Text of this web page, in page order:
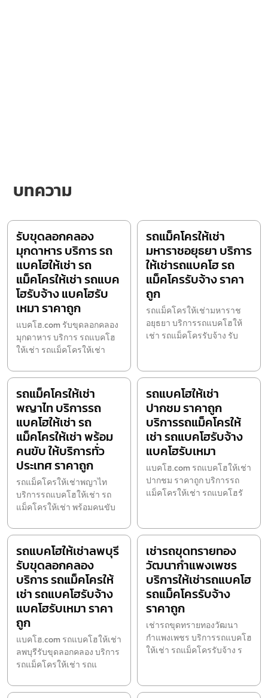
บทความ
รับขุดลอกคลอง
มุกดาหาร บริการ รถ
แบคโฮให้เช่า รถ
แม็คโครให้เช่า รถแบค
โฮรับจ้าง แบคโฮรับ
เหมา ราคาถูก
แบคโฮ.com รับขุดลอกคลอง
มุกดาหาร บริการ รถแบคโฮ
ให้เช่า รถแม็คโครให้เช่า
รถแม็คโครให้เช่า
มหาราชอยุธยา บริการ
ให้เช่ารถแบคโฮ รถ
แม็คโครรับจ้าง ราคา
ถูก
รถแม็คโครให้เช่ามหาราช
อยุธยา บริการรถแบคโฮให้
เช่า รถแม็คโครรับจ้าง รับ
รถแม็คโครให้เช่า
พญาไท บริการรถ
แบคโฮให้เช่า รถ
แม็คโครให้เช่า พร้อม
คนขับ ให้บริการทั่ว
ประเทศ ราคาถูก
รถแม็คโครให้เช่าพญาไท
บริการรถแบคโฮให้เช่า รถ
แม็คโครให้เช่า พร้อมคนขับ
รถแบคโฮให้เช่า
ปากชม ราคาถูก
บริการรถแม็คโครให้
เช่า รถแบคโฮรับจ้าง
แบคโฮรับเหมา
แบคโฮ.com รถแบคโฮให้เช่า
ปากชม ราคาถูก บริการรถ
แม็คโครให้เช่า รถแบคโฮรั
รถแบคโฮให้เช่าลพบุรี
รับขุดลอกคลอง
บริการ รถแม็คโครให้
เช่า รถแบคโฮรับจ้าง
แบคโฮรับเหมา ราคา
ถูก
แบคโฮ.com รถแบคโฮให้เช่า
ลพบุรีรับขุดลอกคลอง บริการ
รถแม็คโครให้เช่า รถแ
เช่ารถขุดทรายทอง
วัฒนากำแพงเพชร
บริการให้เช่ารถแบคโฮ
รถแม็คโครรับจ้าง
ราคาถูก
เช่ารถขุดทรายทองวัฒนา
กำแพงเพชร บริการรถแบคโฮ
ให้เช่า รถแม็คโครรับจ้าง ร